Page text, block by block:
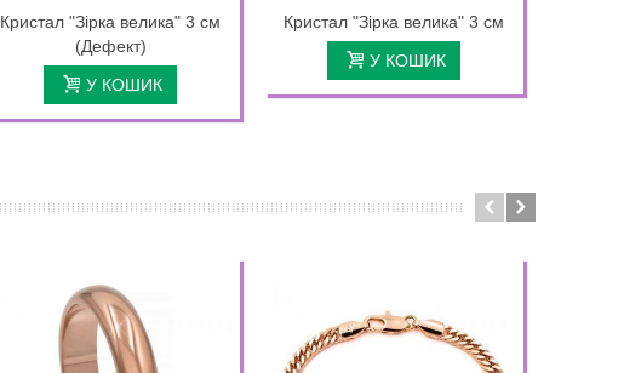
Кристал "Зірка велика" 3 см
(Дефект)
У КОШИК
Кристал "Зірка велика" 3 см
У КОШИК